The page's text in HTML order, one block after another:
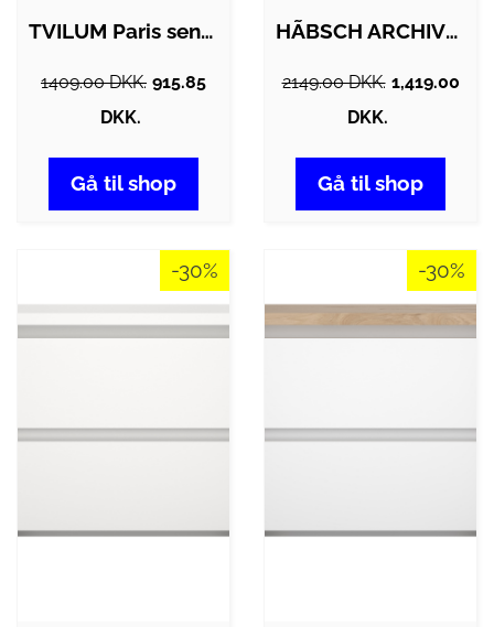
TVILUM Paris sengebord - grå træ, m. 2…
1409.00 DKK. 915.85
DKK.
Gå til shop
HÃBSCH ARCHIVE SENGEBORD NATUR - 60
2149.00 DKK. 1,419.00
DKK.
Gå til shop
-30% -30%